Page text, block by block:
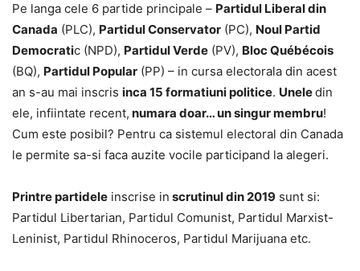
Pe langa cele 6 partide principale – Partidul Liberal din
Canada (PLC), Partidul Conservator (PC), Noul Partid
Democratic (NPD), Partidul Verde (PV), Bloc Québécois
(BQ), Partidul Popular (PP) – in cursa electorala din acest
an s-au mai inscris inca 15 formatiuni politice. Uneledin
ele, infiintate recent, numara doar… un singur membru!
Cum este posibil? Pentru ca sistemul electoral din Canada
le permite sa-si faca auzite vocile participand la alegeri.
Printre partidele inscrise in scrutinul din 2019 sunt si:
Partidul Libertarian, Partidul Comunist, Partidul Marxist-
Leninist, Partidul Rhinoceros, Partidul Marijuana etc.